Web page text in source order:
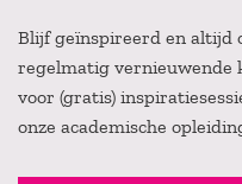
Blijf geïnspireerd en altijd
regelmatig vernieuwende
voor (gratis)
onze academische